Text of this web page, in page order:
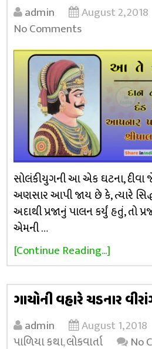
admin August 2, 2018
No Comments
સોલંકીયુગની આ એક ઘટના, દીવા
અણસાર આપી જાય છે કે, ત્યારે
અદાથી પ્રજાનું પાલન કર્યું હતું, તો
એમની …
[Continue Reading...]
ગાયોની વહારે ચડનાર
admin August 1, 2018
પાળિયા કથા,લોકવાર્તા No